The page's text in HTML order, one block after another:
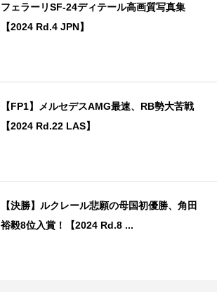
フェラーリSF-24ディテール高画質写真集
【2024 Rd.4 JPN】
【FP1】メルセデスAMG最速、RB勢大苦戦
【2024 Rd.22 LAS】
【決勝】ルクレール悲願の母国初優勝、角田
裕毅8位入賞！【2024 Rd.8 ...